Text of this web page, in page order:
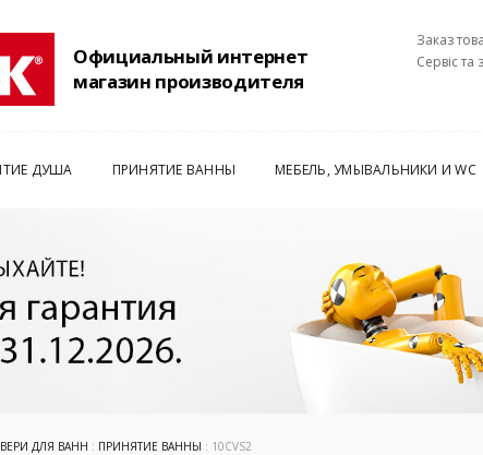
Официальный интернет
магазин производителя
Заказ
Сервіс
ДУША ПРИНЯТИЕ ВАННЫ МЕБЕЛЬ, УМЫВАЛЬНИКИ И WC
ДЛЯ ВАНН : ПРИНЯТИЕ ВАННЫ : 10CVS2